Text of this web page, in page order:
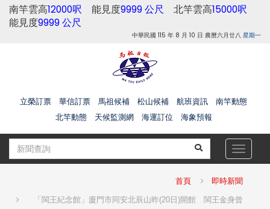
南竿雲高12000呎 能見度9999 公尺 北竿雲高15000呎
能見度9999 公尺
中華民國 115 年 8 月 10 日 農曆六月廿八 星期一
立榮訂票 華信訂票 馬祖候補 松山候補 航班資訊
南竿動態
北竿動態
天候監測網 海運訂位 海象預報
Toggle
首頁 即時新聞
「閩王紀念館」廈門市同安北辰山昨(20日)開館 閩王金身曾